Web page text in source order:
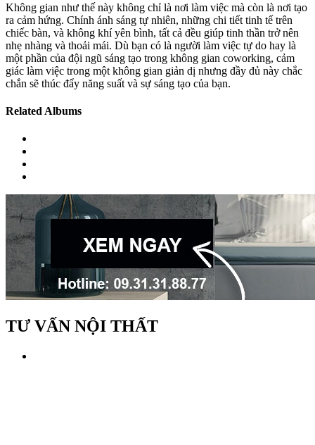
Không gian như thế này không chỉ là nơi làm việc mà còn là nơi tạo
ra cảm hứng. Chính ánh sáng tự nhiên, những chi tiết tinh tế trên
chiếc bàn, và không khí yên bình, tất cả đều giúp tinh thần trở nên
nhẹ nhàng và thoải mái. Dù bạn có là người làm việc tự do hay là
một phần của đội ngũ sáng tạo trong không gian coworking, cảm
giác làm việc trong một không gian giản dị nhưng đầy đủ này chắc
chắn sẽ thúc đẩy năng suất và sự sáng tạo của bạn.
Related Albums
TƯ VẤN NỘI THẤT